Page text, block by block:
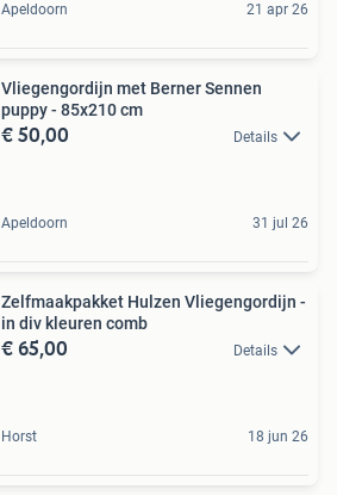
Apeldoorn 21 apr 26
Vliegengordijn met Berner Sennen
puppy - 85x210 cm
€ 50,00 Details
Apeldoorn 31 jul 26
Zelfmaakpakket Hulzen Vliegengordijn -
in div kleuren comb
€ 65,00 Details
Horst 18 jun 26